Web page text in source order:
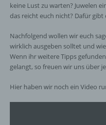
keine Lust zu warten? Juwelen
das reicht euch nicht? Dafür gibt
Nachfolgend wollen wir euch
wirklich ausgeben solltet und
Wenn ihr weitere Tipps
gelangt, so freuen wir uns über
Hier haben wir noch ein Video